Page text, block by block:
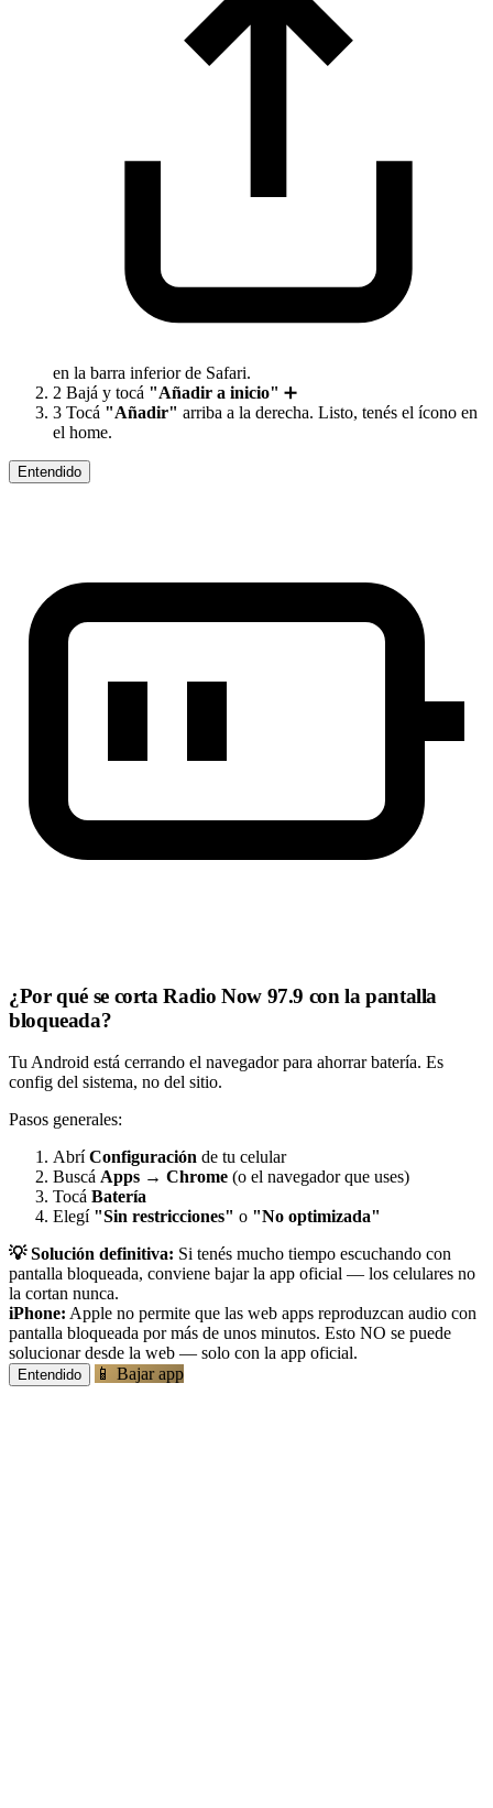
en la barra inferior de Safari.
2 Bajá y tocá "Añadir a inicio" ➕
3 Tocá "Añadir" arriba a la derecha. Listo, tenés el ícono en
el home.
Entendido
¿Por qué se corta Radio Now 97.9 con la pantalla
bloqueada?
Tu Android está cerrando el navegador para ahorrar batería. Es
config del sistema, no del sitio.
Pasos generales:
AbríConfiguración de tu celular
Buscá Apps → Chrome (o el navegador que uses)
Tocá Batería
Elegí "Sin restricciones" o "No optimizada"
💡 Solución definitiva: Si tenés mucho tiempo escuchando con
pantalla bloqueada, conviene bajar la app oficial — los celulares no
la cortan nunca.
iPhone: Apple no permite que las web apps reproduzcan audio con
pantalla bloqueada por más de unos minutos. Esto NO se puede
solucionar desde la web — solo con la app oficial.
Entendido 📱 Bajar app